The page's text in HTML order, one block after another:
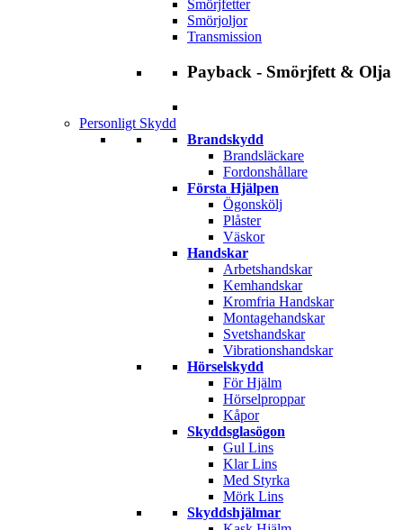
Smörjfetter
Smörjoljor
Transmission
Payback - Smörjfett & Olja
Personligt Skydd
Brandskydd
Brandsläckare
Fordonshållare
Första Hjälpen
Ögonskölj
Plåster
Väskor
Handskar
Arbetshandskar
Kemhandskar
Kromfria Handskar
Montagehandskar
Svetshandskar
Vibrationshandskar
Hörselskydd
För Hjälm
Hörselproppar
Kåpor
Skyddsglasögon
Gul Lins
Klar Lins
Med Styrka
Mörk Lins
Skyddshjälmar